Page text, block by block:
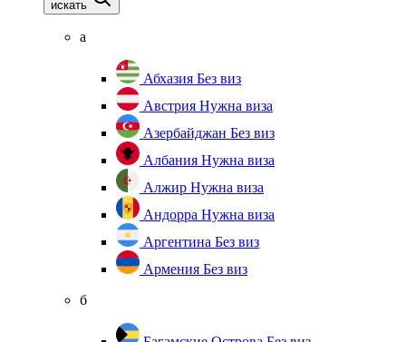
искать
а
Абхазия Без виз
Австрия Нужна виза
Азербайджан Без виз
Албания Нужна виза
Алжир Нужна виза
Андорра Нужна виза
Аргентина Без виз
Армения Без виз
б